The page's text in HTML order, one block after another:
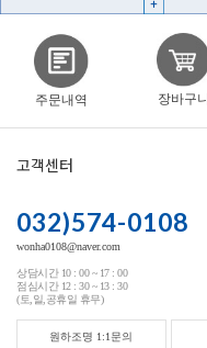
주문내역 장바구니
고객센터
032)574-0108
wonha0108@naver.com
상담시간 10 : 00 ~ 17 : 00
점심시간 12 : 30 ~ 13 : 30
(토,일,공휴일 휴무)
원하조명 1:1문의